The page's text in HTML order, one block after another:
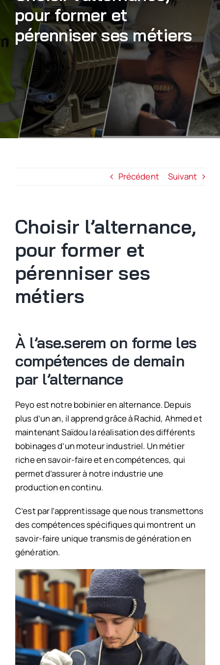
Nous rejoindre
pour former et
pérenniser ses métiers
Précédent Suivant
Choisir l’alternance,
pour former et
pérenniser ses
métiers
À l’ase.serem on forme les
compétences de demain
par l’alternance
Peyo est notre bobinier en alternance. Depuis
plus d’un an, il apprend grâce à Rachid, Ahmed et
maintenant Saïdou la réalisation des différents
bobinages d’un moteur industriel. Un métier
riche en savoir-faire et en compétences, qui
permet d’assurer à notre industrie une
production en continu.
C’est par l’apprentissage que nous transmettons
des compétences spécifiques qui montrent un
savoir-faire unique transmis de génération en
génération.